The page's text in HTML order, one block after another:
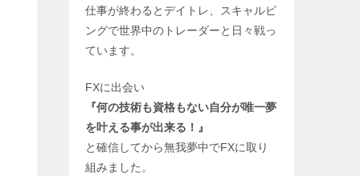
仕事が終わるとデイトレ、スキャルピ
ングで世界中のトレーダーと日々戦っ
ています。
FXに出会い
『何の技術も資格もない自分が唯一夢
を叶える事が出来る！』
と確信してから無我夢中でFXに取り
組みました。